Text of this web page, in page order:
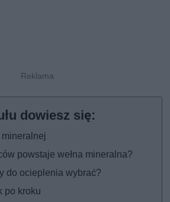
mineralnej
powstaje wełna mineralna?
do ocieplenia wybrać?
po kroku